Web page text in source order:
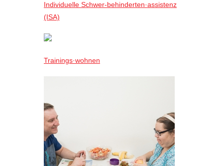
Individuelle Schwer-behinderten·assistenz
(ISA)
Trainings·wohnen